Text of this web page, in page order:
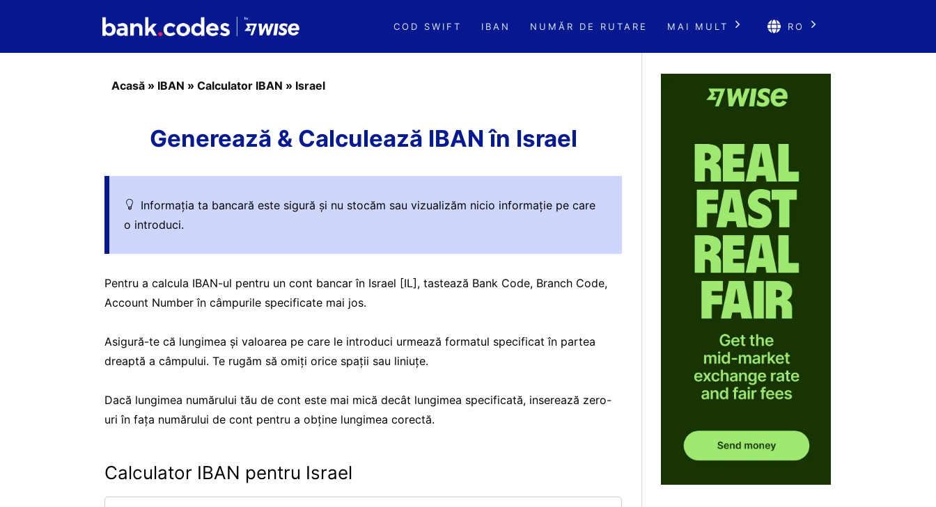
COD SWIFT IBAN NUMĂR DE RUTARE MAI MULT RO
Acasă » IBAN » Calculator IBAN » Israel
Generează & Calculează IBAN în Israel
Informația ta bancară este sigură și nu stocăm sau vizualizăm nicio informație pe care
o introduci.
Pentru a calcula IBAN-ul pentru un cont bancar în Israel [IL], tastează Bank Code, Branch Code,
Account Number în câmpurile specificate mai jos.
Asigură-te că lungimea și valoarea pe care le introduci urmează formatul specificat în partea
dreaptă a câmpului. Te rugăm să omiți orice spații sau liniuțe.
Dacă lungimea numărului tău de cont este mai mică decât lungimea specificată, inserează zero-
uri în fața numărului de cont pentru a obține lungimea corectă.
Calculator IBAN pentru Israel